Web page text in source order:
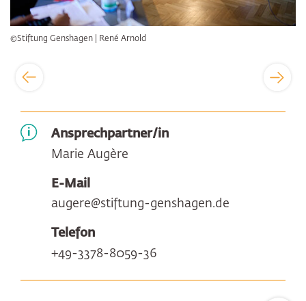
©Stiftung Genshagen | René Arnold
Ansprechpartner/in
Marie Augère
E-Mail
augere@stiftung-genshagen.de
Telefon
+49-3378-8059-36